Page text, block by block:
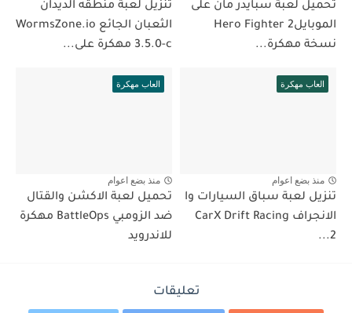
تحميل لعبة سبايدر مان على
الموبايلHero Fighter 2
نسخة مهكرة...
تنزيل لعبة منطقه الديدان
الثعبان الجائع WormsZone.io
3.5.0-c مهكرة على...
العاب مهكرة
منذ بضع اعوام
تنزيل لعبة سباق السيارات وا
الانجراف CarX Drift Racing
2...
العاب مهكرة
منذ بضع اعوام
تحميل لعبة الاكشن والقتال
ضد الزومبي BattleOps مهكرة
للاندرويد
تعليقات